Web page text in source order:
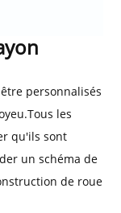
personnalisés
les
qu'ils sont
un schéma de
de roue